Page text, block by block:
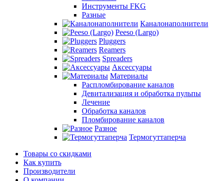
Инструменты FKG
Разные
Каналонаполнители
Peeso (Largo)
Pluggers
Reamers
Spreaders
Аксессуары
Материалы
Распломбирование каналов
Девитализация и обработка пульпы
Лечение
Обработка каналов
Пломбирование каналов
Разное
Термогуттаперча
Товары со скидками
Как купить
Производители